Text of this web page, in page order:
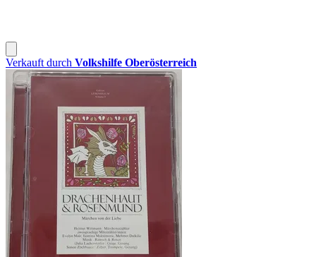
Verkauft durch Volkshilfe Oberösterreich